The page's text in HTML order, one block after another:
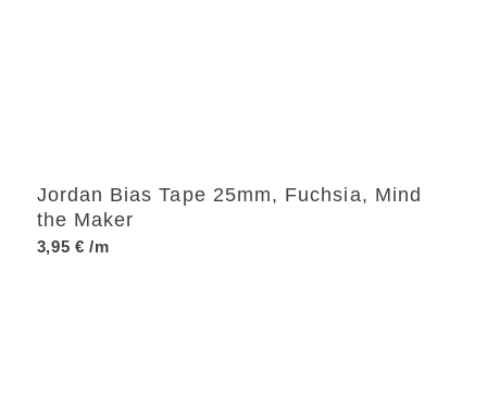
Jordan Bias Tape 25mm, Fuchsia, Mind
the Maker
3,95 € /m